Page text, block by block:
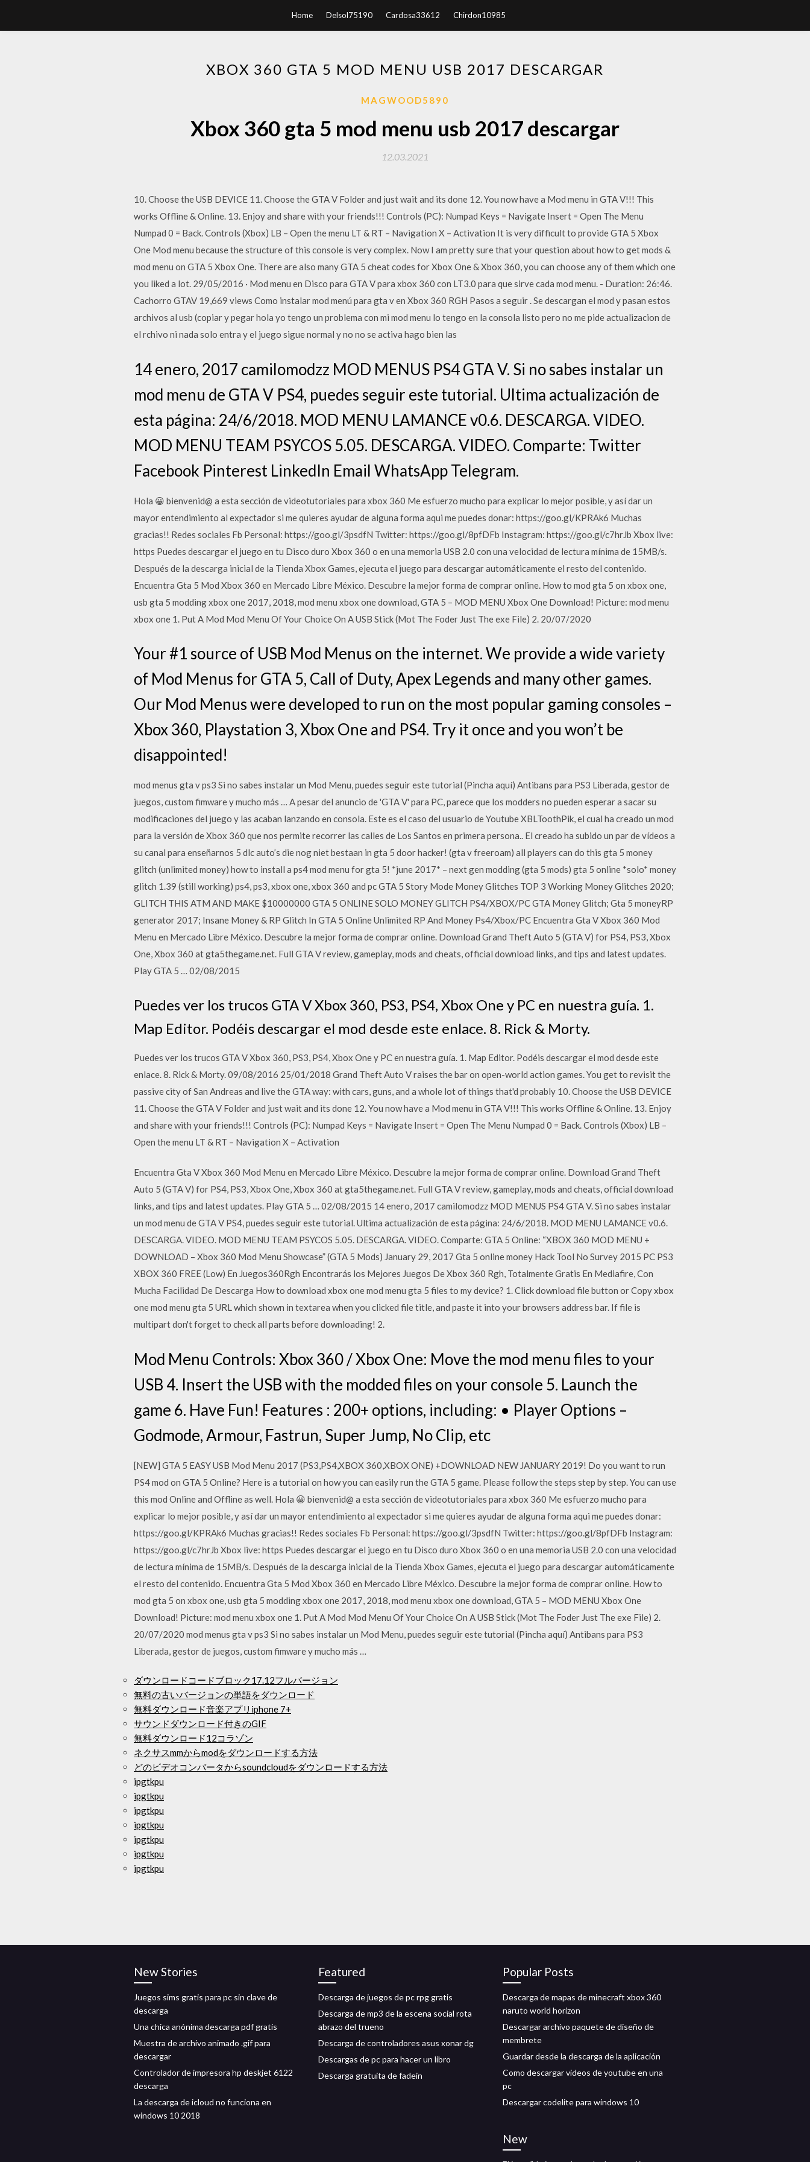
Home Delsol75190 Cardosa33612 Chirdon10985
XBOX 360 GTA 5 MOD MENU USB 2017 DESCARGAR
MAGWOOD5890
Xbox 360 gta 5 mod menu usb 2017 descargar
12.03.2021
10. Choose the USB DEVICE 11. Choose the GTA V Folder and just wait and its done 12. You now have a Mod menu in GTA V!!! This
works Offline & Online. 13. Enjoy and share with your friends!!! Controls (PC): Numpad Keys = Navigate Insert = Open The Menu
Numpad 0 = Back. Controls (Xbox) LB – Open the menu LT & RT – Navigation X – Activation It is very difficult to provide GTA 5 Xbox
One Mod menu because the structure of this console is very complex. Now I am pretty sure that your question about how to get mods &
mod menu on GTA 5 Xbox One. There are also many GTA 5 cheat codes for Xbox One & Xbox 360, you can choose any of them which one
you liked a lot. 29/05/2016 · Mod menu en Disco para GTA V para xbox 360 con LT3.0 para que sirve cada mod menu. - Duration: 26:46.
Cachorro GTAV 19,669 views Como instalar mod menú para gta v en Xbox 360 RGH Pasos a seguir . Se descargan el mod y pasan estos
archivos al usb (copiar y pegar hola yo tengo un problema con mi mod menu lo tengo en la consola listo pero no me pide actualizacion de
el rchivo ni nada solo entra y el juego sigue normal y no no se activa hago bien las
14 enero, 2017 camilomodzz MOD MENUS PS4 GTA V. Si no sabes instalar un
mod menu de GTA V PS4, puedes seguir este tutorial. Ultima actualización de
esta página: 24/6/2018. MOD MENU LAMANCE v0.6. DESCARGA. VIDEO.
MOD MENU TEAM PSYCOS 5.05. DESCARGA. VIDEO. Comparte: Twitter
Facebook Pinterest LinkedIn Email WhatsApp Telegram.
Hola 😀 bienvenid@ a esta sección de videotutoriales para xbox 360 Me esfuerzo mucho para explicar lo mejor posible, y así dar un
mayor entendimiento al expectador si me quieres ayudar de alguna forma aqui me puedes donar: https://goo.gl/KPRAk6 Muchas
gracias!! Redes sociales Fb Personal: https://goo.gl/3psdfN Twitter: https://goo.gl/8pfDFb Instagram: https://goo.gl/c7hrJb Xbox live:
https Puedes descargar el juego en tu Disco duro Xbox 360 o en una memoria USB 2.0 con una velocidad de lectura mínima de 15MB/s.
Después de la descarga inicial de la Tienda Xbox Games, ejecuta el juego para descargar automáticamente el resto del contenido.
Encuentra Gta 5 Mod Xbox 360 en Mercado Libre México. Descubre la mejor forma de comprar online. How to mod gta 5 on xbox one,
usb gta 5 modding xbox one 2017, 2018, mod menu xbox one download, GTA 5 – MOD MENU Xbox One Download! Picture: mod menu
xbox one 1. Put A Mod Mod Menu Of Your Choice On A USB Stick (Mot The Foder Just The exe File) 2. 20/07/2020
Your #1 source of USB Mod Menus on the internet. We provide a wide variety
of Mod Menus for GTA 5, Call of Duty, Apex Legends and many other games.
Our Mod Menus were developed to run on the most popular gaming consoles –
Xbox 360, Playstation 3, Xbox One and PS4. Try it once and you won’t be
disappointed!
mod menus gta v ps3 Si no sabes instalar un Mod Menu, puedes seguir este tutorial (Pincha aquí) Antibans para PS3 Liberada, gestor de
juegos, custom fimware y mucho más … A pesar del anuncio de 'GTA V' para PC, parece que los modders no pueden esperar a sacar su
modificaciones del juego y las acaban lanzando en consola. Este es el caso del usuario de Youtube XBLToothPik, el cual ha creado un mod
para la versión de Xbox 360 que nos permite recorrer las calles de Los Santos en primera persona.. El creado ha subido un par de vídeos a
su canal para enseñarnos 5 dlc auto’s die nog niet bestaan in gta 5 door hacker! (gta v freeroam) all players can do this gta 5 money
glitch (unlimited money) how to install a ps4 mod menu for gta 5! *june 2017* – next gen modding (gta 5 mods) gta 5 online *solo* money
glitch 1.39 (still working) ps4, ps3, xbox one, xbox 360 and pc GTA 5 Story Mode Money Glitches TOP 3 Working Money Glitches 2020;
GLITCH THIS ATM AND MAKE $10000000 GTA 5 ONLINE SOLO MONEY GLITCH PS4/XBOX/PC GTA Money Glitch; Gta 5 moneyRP
generator 2017; Insane Money & RP Glitch In GTA 5 Online Unlimited RP And Money Ps4/Xbox/PC Encuentra Gta V Xbox 360 Mod
Menu en Mercado Libre México. Descubre la mejor forma de comprar online. Download Grand Theft Auto 5 (GTA V) for PS4, PS3, Xbox
One, Xbox 360 at gta5thegame.net. Full GTA V review, gameplay, mods and cheats, official download links, and tips and latest updates.
Play GTA 5 … 02/08/2015
Puedes ver los trucos GTA V Xbox 360, PS3, PS4, Xbox One y PC en nuestra guía. 1.
Map Editor. Podéis descargar el mod desde este enlace. 8. Rick & Morty.
Puedes ver los trucos GTA V Xbox 360, PS3, PS4, Xbox One y PC en nuestra guía. 1. Map Editor. Podéis descargar el mod desde este
enlace. 8. Rick & Morty. 09/08/2016 25/01/2018 Grand Theft Auto V raises the bar on open-world action games. You get to revisit the
passive city of San Andreas and live the GTA way: with cars, guns, and a whole lot of things that'd probably 10. Choose the USB DEVICE
11. Choose the GTA V Folder and just wait and its done 12. You now have a Mod menu in GTA V!!! This works Offline & Online. 13. Enjoy
and share with your friends!!! Controls (PC): Numpad Keys = Navigate Insert = Open The Menu Numpad 0 = Back. Controls (Xbox) LB –
Open the menu LT & RT – Navigation X – Activation
Encuentra Gta V Xbox 360 Mod Menu en Mercado Libre México. Descubre la mejor forma de comprar online. Download Grand Theft
Auto 5 (GTA V) for PS4, PS3, Xbox One, Xbox 360 at gta5thegame.net. Full GTA V review, gameplay, mods and cheats, official download
links, and tips and latest updates. Play GTA 5 … 02/08/2015 14 enero, 2017 camilomodzz MOD MENUS PS4 GTA V. Si no sabes instalar
un mod menu de GTA V PS4, puedes seguir este tutorial. Ultima actualización de esta página: 24/6/2018. MOD MENU LAMANCE v0.6.
DESCARGA. VIDEO. MOD MENU TEAM PSYCOS 5.05. DESCARGA. VIDEO. Comparte: GTA 5 Online: “XBOX 360 MOD MENU +
DOWNLOAD – Xbox 360 Mod Menu Showcase” (GTA 5 Mods) January 29, 2017 Gta 5 online money Hack Tool No Survey 2015 PC PS3
XBOX 360 FREE (Low) En Juegos360Rgh Encontrarás los Mejores Juegos De Xbox 360 Rgh, Totalmente Gratis En Mediafire, Con
Mucha Facilidad De Descarga How to download xbox one mod menu gta 5 files to my device? 1. Click download file button or Copy xbox
one mod menu gta 5 URL which shown in textarea when you clicked file title, and paste it into your browsers address bar. If file is
multipart don't forget to check all parts before downloading! 2.
Mod Menu Controls: Xbox 360 / Xbox One: Move the mod menu files to your
USB 4. Insert the USB with the modded files on your console 5. Launch the
game 6. Have Fun! Features : 200+ options, including: • Player Options –
Godmode, Armour, Fastrun, Super Jump, No Clip, etc
[NEW] GTA 5 EASY USB Mod Menu 2017 (PS3,PS4,XBOX 360,XBOX ONE) +DOWNLOAD NEW JANUARY 2019! Do you want to run
PS4 mod on GTA 5 Online? Here is a tutorial on how you can easily run the GTA 5 game. Please follow the steps step by step. You can use
this mod Online and Offline as well. Hola 😀 bienvenid@ a esta sección de videotutoriales para xbox 360 Me esfuerzo mucho para
explicar lo mejor posible, y así dar un mayor entendimiento al expectador si me quieres ayudar de alguna forma aqui me puedes donar:
https://goo.gl/KPRAk6 Muchas gracias!! Redes sociales Fb Personal: https://goo.gl/3psdfN Twitter: https://goo.gl/8pfDFb Instagram:
https://goo.gl/c7hrJb Xbox live: https Puedes descargar el juego en tu Disco duro Xbox 360 o en una memoria USB 2.0 con una velocidad
de lectura mínima de 15MB/s. Después de la descarga inicial de la Tienda Xbox Games, ejecuta el juego para descargar automáticamente
el resto del contenido. Encuentra Gta 5 Mod Xbox 360 en Mercado Libre México. Descubre la mejor forma de comprar online. How to
mod gta 5 on xbox one, usb gta 5 modding xbox one 2017, 2018, mod menu xbox one download, GTA 5 – MOD MENU Xbox One
Download! Picture: mod menu xbox one 1. Put A Mod Mod Menu Of Your Choice On A USB Stick (Mot The Foder Just The exe File) 2.
20/07/2020 mod menus gta v ps3 Si no sabes instalar un Mod Menu, puedes seguir este tutorial (Pincha aquí) Antibans para PS3
Liberada, gestor de juegos, custom fimware y mucho más …
ダウンロードコードブロック17.12フルバージョン
無料の古いバージョンの単語をダウンロード
無料ダウンロード音楽アプリiphone 7+
サウンドダウンロード付きのGIF
無料ダウンロード12コラゾン
ネクサスmmからmodをダウンロードする方法
どのビデオコンバータからsoundcloudをダウンロードする方法
ipgtkpu
ipgtkpu
ipgtkpu
ipgtkpu
ipgtkpu
ipgtkpu
ipgtkpu
New Stories
Juegos sims gratis para pc sin clave de
descarga
Una chica anónima descarga pdf gratis
Muestra de archivo animado .gif para
descargar
Controlador de impresora hp deskjet 6122
descarga
La descarga de icloud no funciona en
windows 10 2018
Featured
Descarga de juegos de pc rpg gratis
Descarga de mp3 de la escena social rota
abrazo del trueno
Descarga de controladores asus xonar dg
Descargas de pc para hacer un libro
Descarga gratuita de fadein
Popular Posts
Descarga de mapas de minecraft xbox 360
naruto world horizon
Descargar archivo paquete de diseño de
membrete
Guardar desde la descarga de la aplicación
Como descargar videos de youtube en una
pc
Descargar codelite para windows 10
New